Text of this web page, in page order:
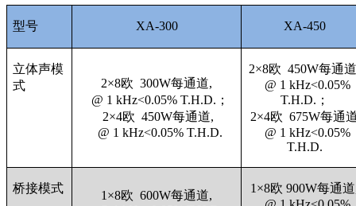
型号 XA-300 XA-450
立体声模
式
2×8欧 300W每通道,
@ 1 kHz<0.05% T.H.D.；
2×4欧 450W每通道,
@ 1 kHz<0.05% T.H.D.
2×8欧 450W每通
@ 1 kHz<0.05%
T.H.D.；
2×4欧 675W每通
@ 1 kHz<0.05%
T.H.D.
桥接模式
1×8欧 600W每通道,
1×8欧 900W每通